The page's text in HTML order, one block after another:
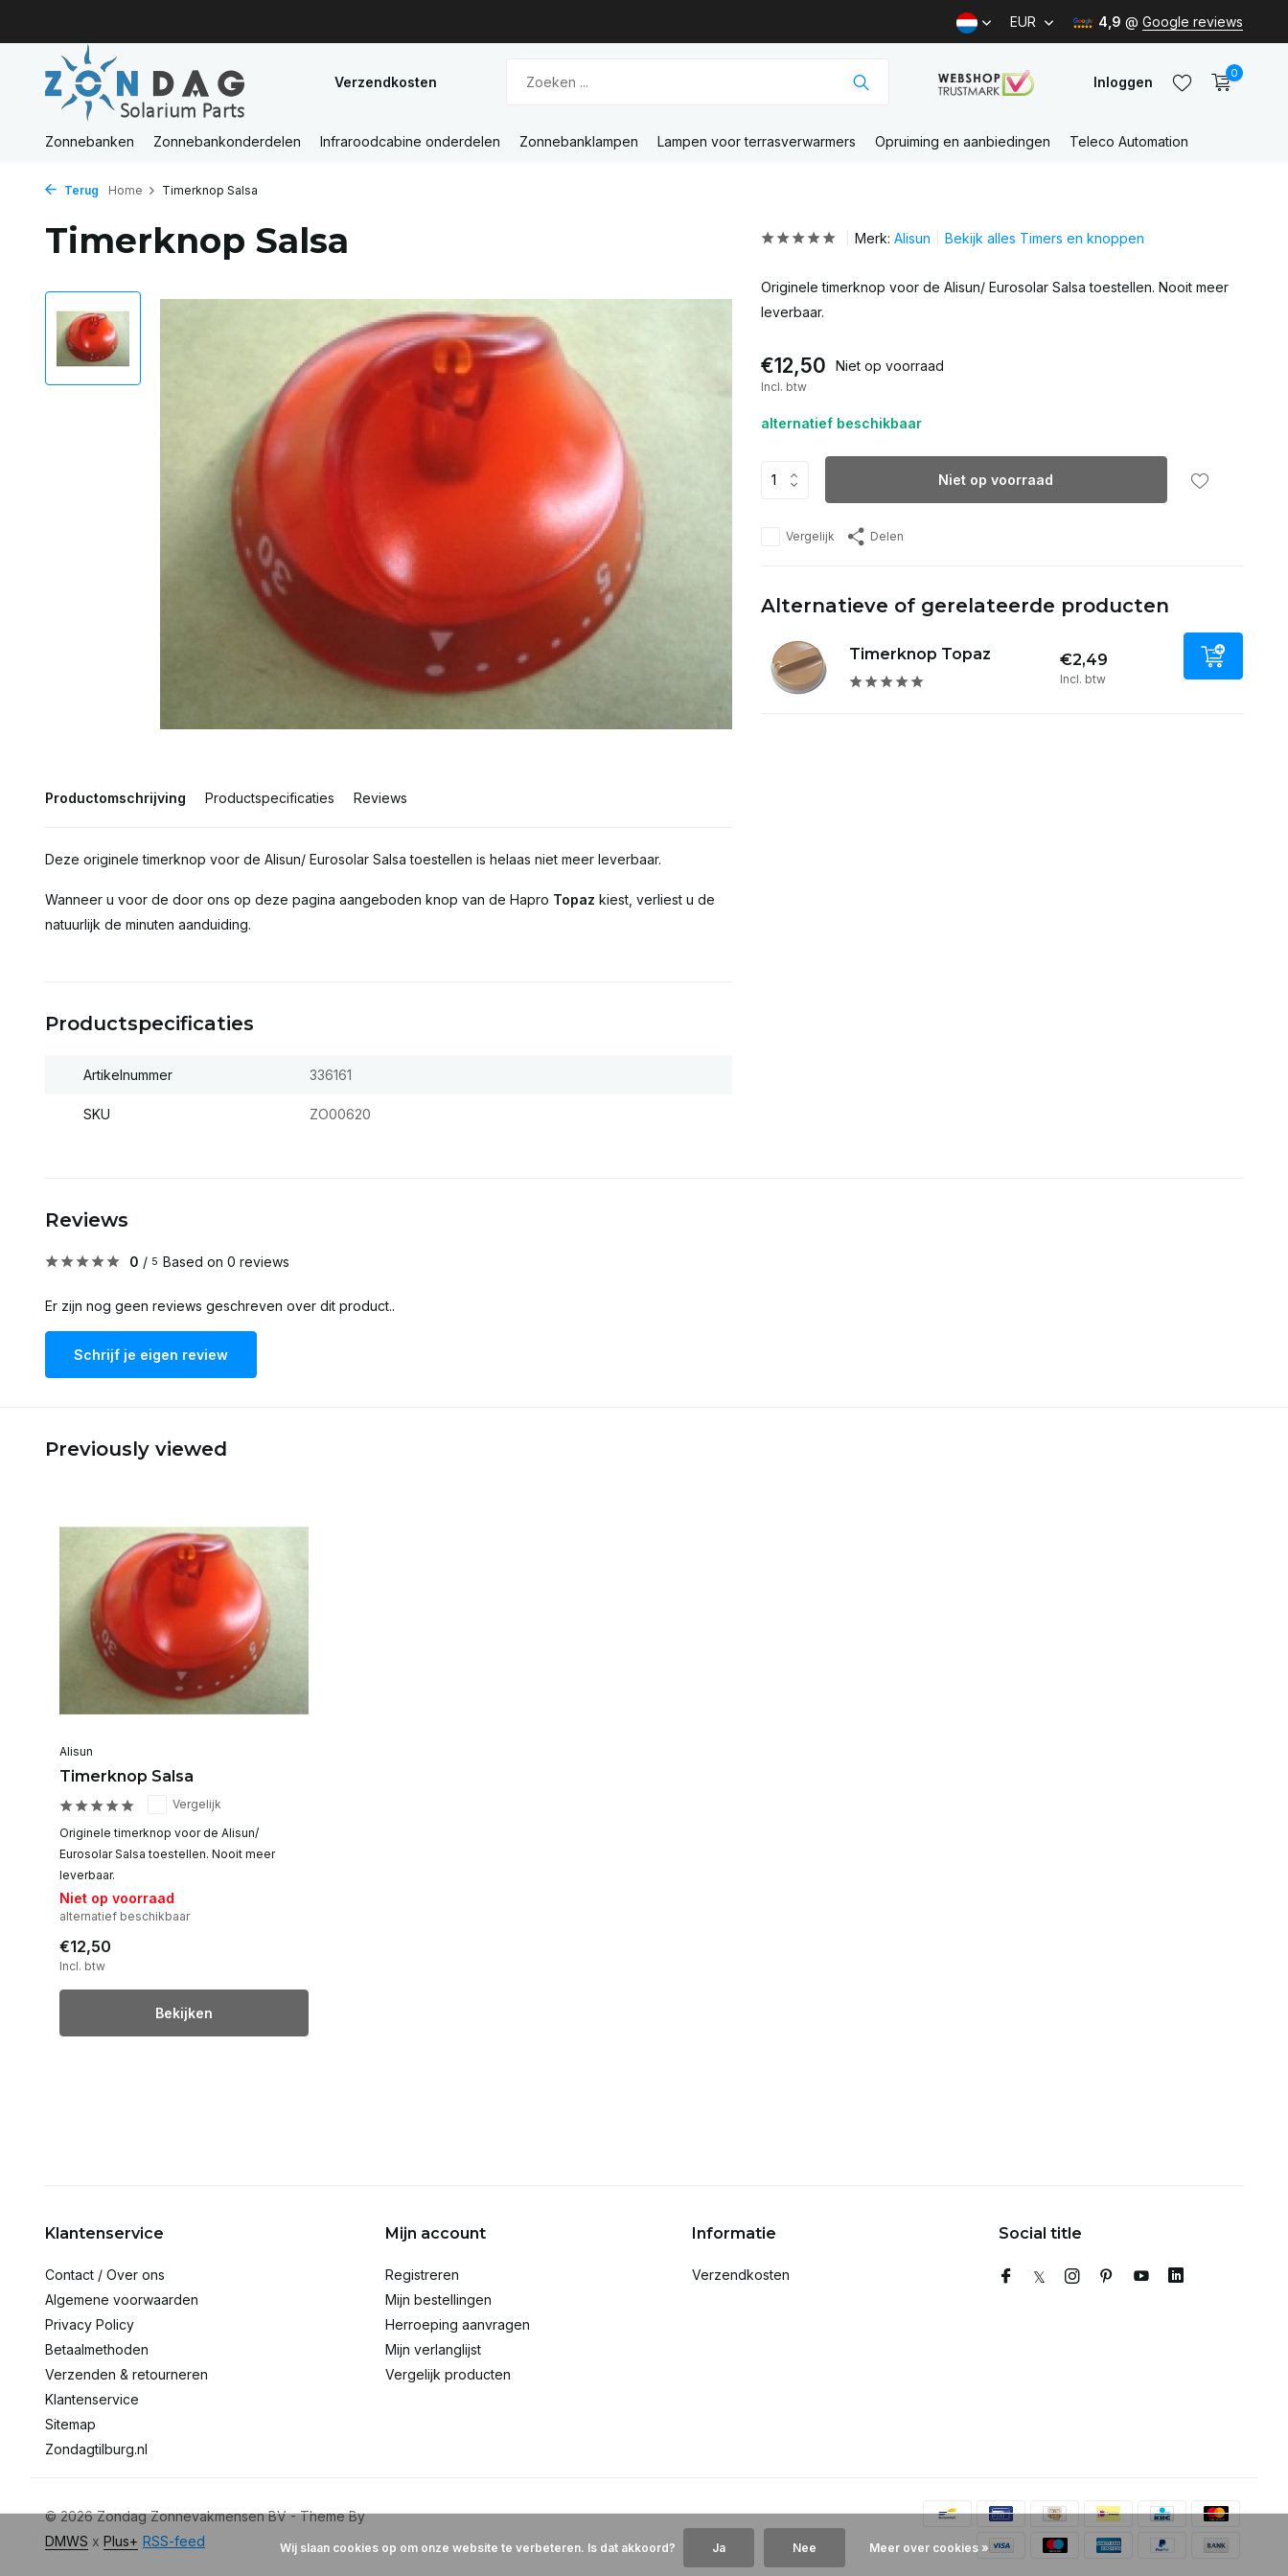
EUR 4,9 @ Google reviews
Verzendkosten Inloggen
Account
0
Zonnebanken Zonnebankonderdelen Infraroodcabine onderdelen Zonnebanklampen Lampen voor terrasverwarmers Opruiming en aanbiedingen Teleco Automation
Terug Home Timerknop Salsa
Timerknop Salsa
Productomschrijving Productspecificaties Reviews
Deze originele timerknop voor de Alisun/ Eurosolar Salsa toestellen is helaas niet meer leverbaar.
Wanneer u voor de door ons op deze pagina aangeboden knop van de Hapro Topaz kiest, verliest u de
natuurlijk de minuten aanduiding.
Productspecificaties
Artikelnummer 336161
SKU ZO00620
Merk: Alisun Bekijk alles Timers en knoppen
Originele timerknop voor de Alisun/ Eurosolar Salsa toestellen. Nooit meer
leverbaar.
€12,50 Niet op voorraad
Incl. btw
alternatief beschikbaar
Niet op voorraad
Vergelijk Delen
Alternatieve of gerelateerde producten
Timerknop Topaz €2,49
Incl. btw
Reviews
0 / 5 Based on 0 reviews
Er zijn nog geen reviews geschreven over dit product..
Schrijf je eigen review
Previously viewed
Alisun
Timerknop Salsa
Vergelijk
Originele timerknop voor de Alisun/
Eurosolar Salsa toestellen. Nooit meer
leverbaar.
Niet op voorraad
alternatief beschikbaar
€12,50
Incl. btw
Bekijken
Klantenservice
Contact / Over ons
Algemene voorwaarden
Privacy Policy
Betaalmethoden
Verzenden & retourneren
Klantenservice
Sitemap
Zondagtilburg.nl
Mijn account
Registreren
Mijn bestellingen
Herroeping aanvragen
Mijn verlanglijst
Vergelijk producten
Informatie
Verzendkosten
Social title
© 2026 Zondag Zonnevakmensen BV - Theme By
DMWS x Plus+ RSS-feed Wij slaan cookies op om onze website te verbeteren. Is dat akkoord? Ja Nee Meer over cookies »